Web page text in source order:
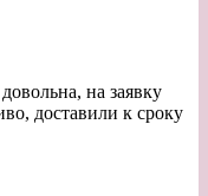
на заявку
доставили к сроку